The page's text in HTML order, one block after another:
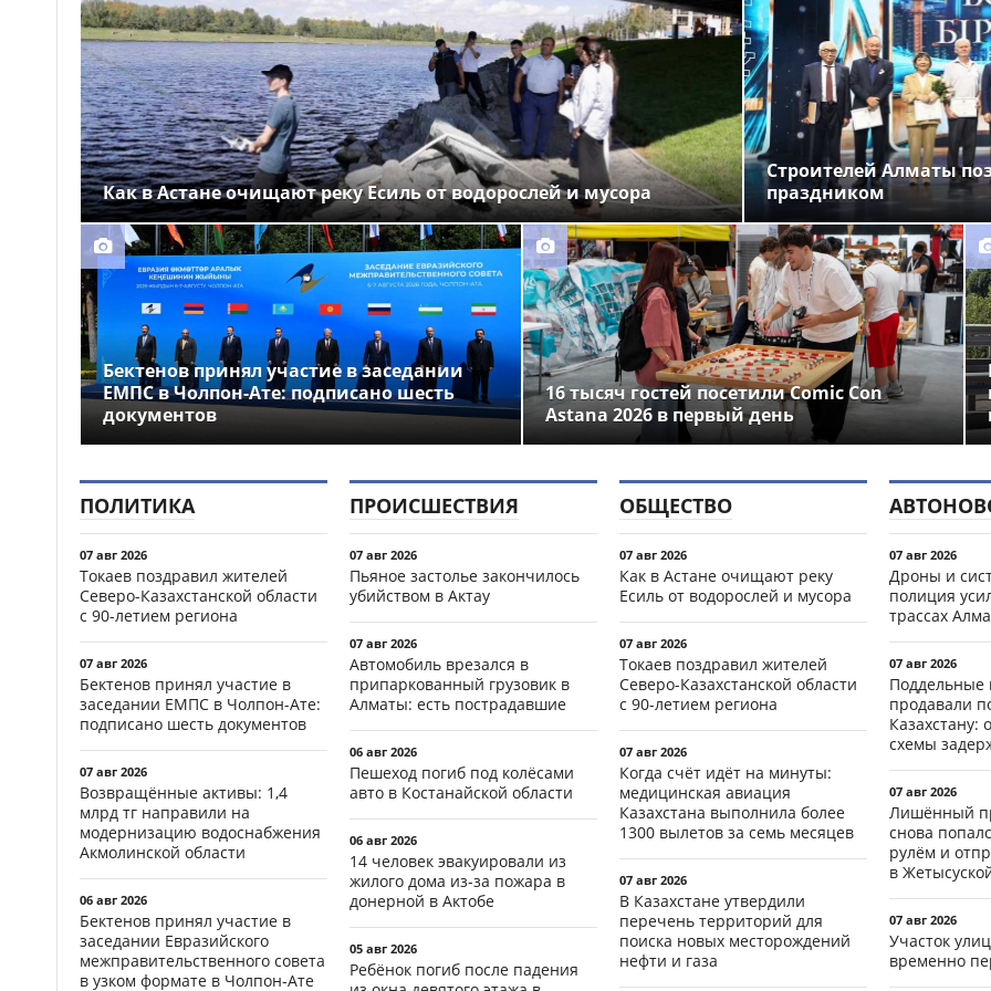
12:01
Выборы депутатов
Курултая: как узнать свой
избирательный участок
11:41
Служебная собака
помогла полицейским найти
пропавшую 18-летнюю
девушку в Караганде
Как в Астане очищают реку Есиль от водорослей и мусора
Строителей Алматы
праздником
Бектенов принял участие в заседании
ЕМПС в Чолпон-Ате: подписано шесть
документов
16 тысяч гостей посетили Comic Con
Astana 2026 в первый день
ПОЛИТИКА
07 авг 2026
Токаев поздравил жителей
Северо-Казахстанской области
с 90-летием региона
07 авг 2026
Бектенов принял участие в
заседании ЕМПС в Чолпон-Ате:
подписано шесть документов
07 авг 2026
Возвращённые активы: 1,4
млрд тг направили на
модернизацию водоснабжения
Акмолинской области
06 авг 2026
Бектенов принял участие в
заседании Евразийского
межправительственного совета
в узком формате в Чолпон-Ате
ПРОИСШЕСТВИЯ
07 авг 2026
Пьяное застолье закончилось
убийством в Актау
07 авг 2026
Автомобиль врезался в
припаркованный грузовик в
Алматы: есть пострадавшие
06 авг 2026
Пешеход погиб под колёсами
авто в Костанайской области
06 авг 2026
14 человек эвакуировали из
жилого дома из-за пожара в
донерной в Актобе
05 авг 2026
Ребёнок погиб после падения
ОБЩЕСТВО
07 авг 2026
Как в Астане очищают реку
Есиль от водорослей и мусора
07 авг 2026
Токаев поздравил жителей
Северо-Казахстанской области
с 90-летием региона
07 авг 2026
Когда счёт идёт на минуты:
медицинская авиация
Казахстана выполнила более
1300 вылетов за семь месяцев
07 авг 2026
В Казахстане утвердили
перечень территорий для
поиска новых месторождений
нефти и газа
07 авг 2026
Дроны и
полиция
трассах
07 авг 2026
Поддельные
продавали
Казахстану:
схемы
07 авг 2026
Лишённый
снова
рулём и
в
07 авг 2026
Участок
временно